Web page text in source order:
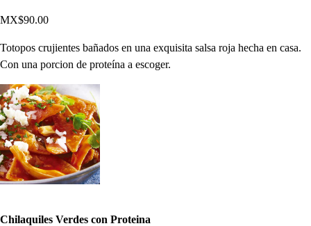
MX$90.00
Totopos crujientes bañados en una exquisita salsa roja hecha en casa.
Con una porcion de proteína a escoger.
Chilaquiles Verdes con Proteina